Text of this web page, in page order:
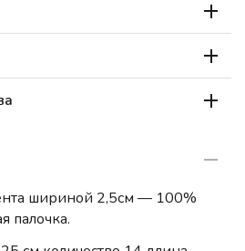
шириной 2,5см — 100%
палочка.